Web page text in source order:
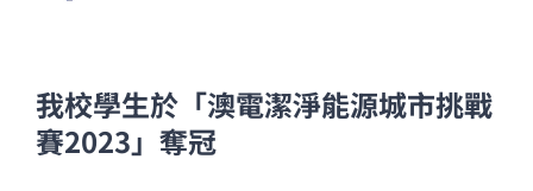
我校學生於「澳電潔淨能源城市挑戰
賽2023」奪冠